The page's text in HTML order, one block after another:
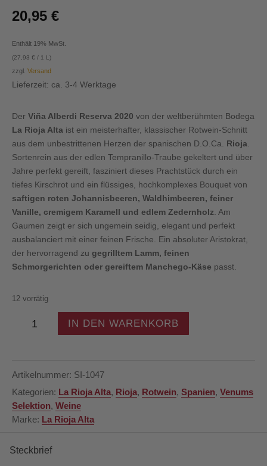
20,95 €
Enthält 19% MwSt.
(27,93 € / 1 L)
zzgl. Versand
Lieferzeit: ca. 3-4 Werktage
Der Viña Alberdi Reserva 2020 von der weltberühmten Bodega
La Rioja Alta ist ein meisterhafter, klassischer Rotwein-Schnitt
aus dem unbestrittenen Herzen der spanischen D.O.Ca. Rioja
Sortenrein aus der edlen Tempranillo-Traube gekeltert und über
Jahre perfekt gereift, fasziniert dieses Prachtstück durch ein
tiefes Kirschrot und ein flüssiges, hochkomplexes Bouquet von
saftigen roten Johannisbeeren, Waldhimbeeren, feiner
Vanille, cremigem Karamell und edlem Zedernholz . Am
Gaumen zeigt er sich ungemein seidig, elegant und perfekt
ausbalanciert mit einer feinen Frische. Ein absoluter Aristokrat,
der hervorragend zu gegrilltem Lamm, feinen
Schmorgerichten oder gereiftem Manchego-Käse passt.
12 vorrätig
Alberdi
Reserva
2020
–
–
IN DEN WARENKORB
Artikelnummer: SI-1047
Kategorien: La Rioja Alta, Rioja, Rotwein, Spanien, Venums
Selektion, Weine
Marke: La Rioja Alta
Steckbrief